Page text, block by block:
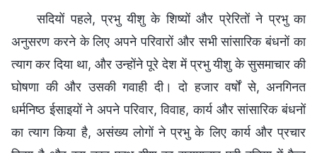
सदियों पहले, प्रभु यीशु के शिष्यों और प्रेरितों ने प्रभु का
अनुसरण करने के लिए अपने परिवारों और सभी सांसारिक बंधनों का
त्याग कर दिया था, और उन्होंने पूरे देश में प्रभु यीशु के सुसमाचार की
घोषणा की और उसकी गवाही दी। दो हजार वर्षों से, अनगिनत
धर्मनिष्ठ ईसाइयों ने अपने परिवार, विवाह, कार्य और सांसारिक बंधनों
का त्याग किया है, असंख्य लोगों ने प्रभु के लिए कार्य और प्रचार